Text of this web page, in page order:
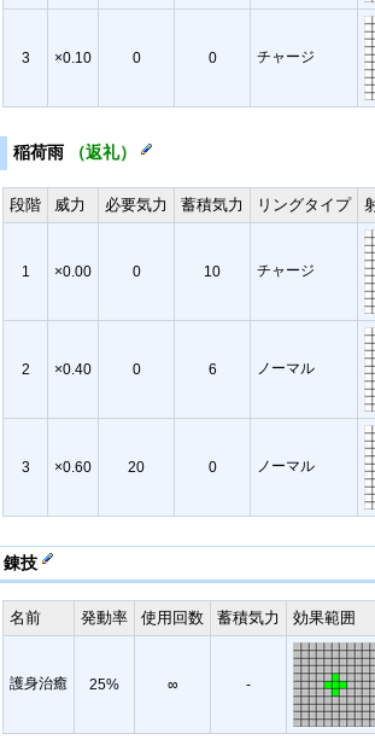
3 ×0.10 0 0 チャージ
稲荷雨 （返礼）
段階 威力 必要気力 蓄積気力 リングタイプ
1 ×0.00 0 10 チャージ
2 ×0.40 0 6 ノーマル
3 ×0.60 20 0 ノーマル
錬技
名前 発動率 使用回数 蓄積気力 効果範囲
護身治癒 25% ∞ -